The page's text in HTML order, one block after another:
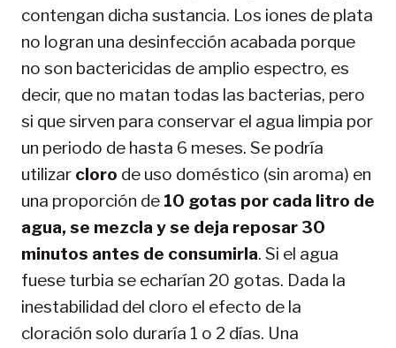
contengan dicha sustancia. Los iones de plata
no logran una desinfección acabada porque
no son bactericidas de amplio espectro, es
decir, que no matan todas las bacterias, pero
si que sirven para conservar el agua limpia por
un periodo de hasta 6 meses. Se podría
utilizar cloro de uso doméstico (sin aroma) en
una proporción de 10 gotas por cada litro de
agua, se mezcla y se deja reposar 30
minutos antes de consumirla. Si el agua
fuese turbia se echarían 20 gotas. Dada la
inestabilidad del cloro el efecto de la
cloración solo duraría 1 o 2 días. Una